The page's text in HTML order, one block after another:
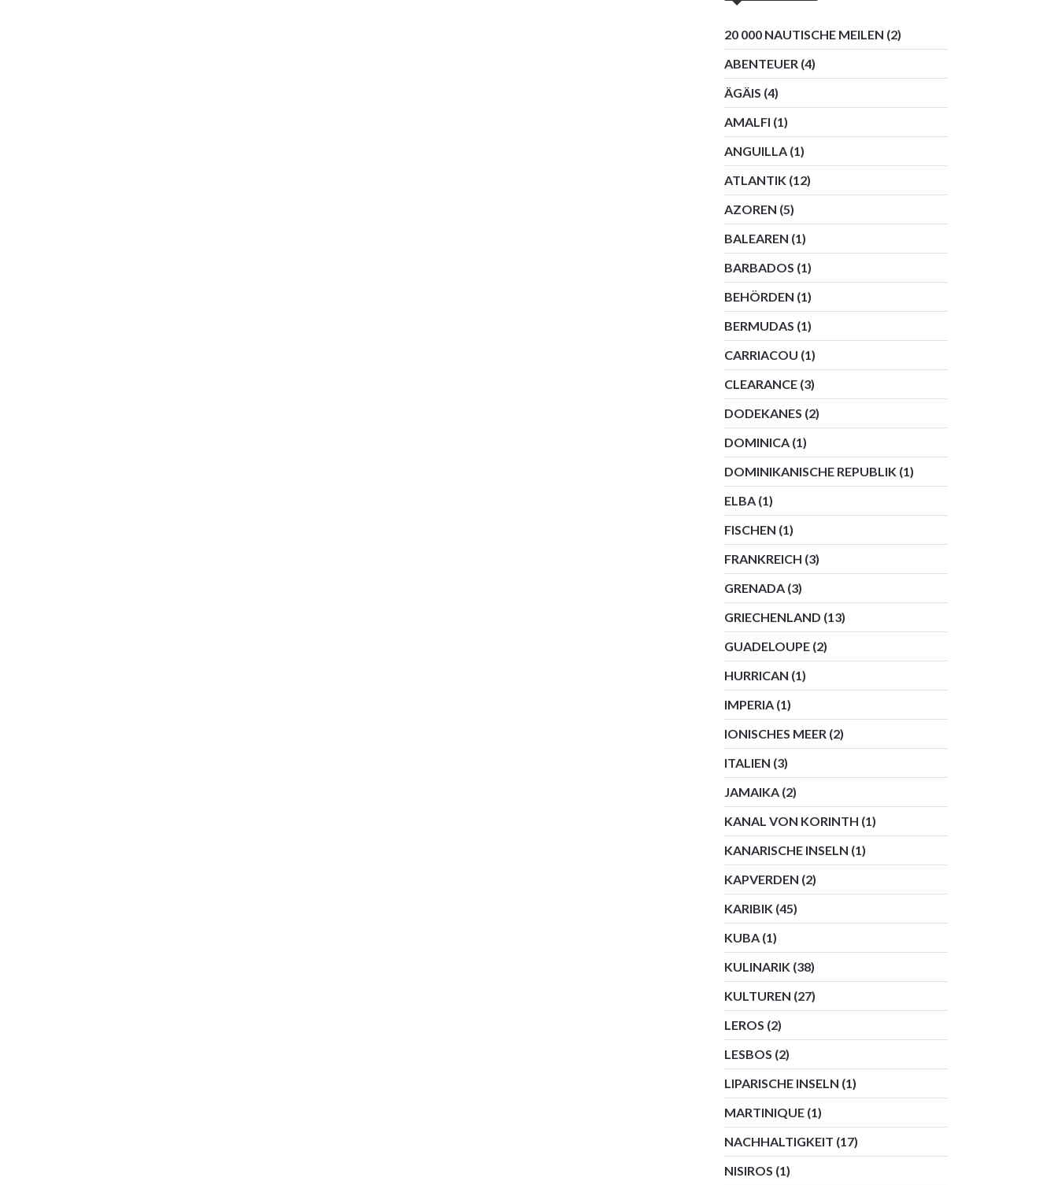
20 000 NAUTISCHE MEILEN (2)
ABENTEUER (4)
ÄGÄIS (4)
AMALFI (1)
ANGUILLA (1)
ATLANTIK (12)
AZOREN (5)
BALEAREN (1)
BARBADOS (1)
BEHÖRDEN (1)
BERMUDAS (1)
CARRIACOU (1)
CLEARANCE (3)
DODEKANES (2)
DOMINICA (1)
DOMINIKANISCHE REPUBLIK (1)
ELBA (1)
FISCHEN (1)
FRANKREICH (3)
GRENADA (3)
GRIECHENLAND (13)
GUADELOUPE (2)
HURRICAN (1)
IMPERIA (1)
IONISCHES MEER (2)
ITALIEN (3)
JAMAIKA (2)
KANAL VON KORINTH (1)
KANARISCHE INSELN (1)
KAPVERDEN (2)
KARIBIK (45)
KUBA (1)
KULINARIK (38)
KULTUREN (27)
LEROS (2)
LESBOS (2)
LIPARISCHE INSELN (1)
MARTINIQUE (1)
NACHHALTIGKEIT (17)
NISIROS (1)